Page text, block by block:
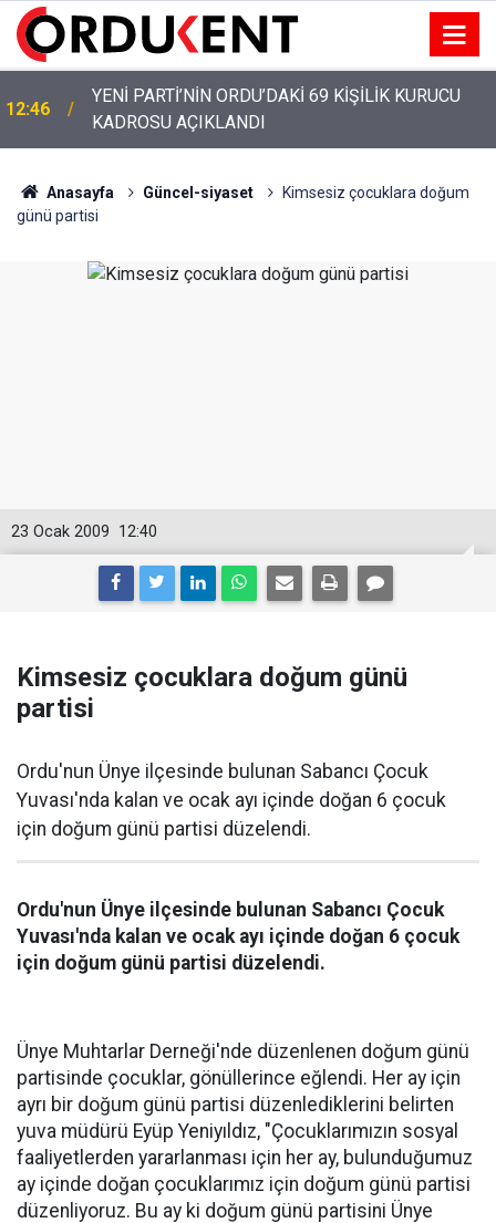
12:46
YENİ PARTİ’NİN ORDU’DAKİ 69 KİŞİLİK KURUCU
KADROSU AÇIKLANDI
12:22
YENİ PARTİ ALTINORDU’DA KURUCU YÖNETİMİNİ
AÇIKLADI
Anasayfa Güncel-siyaset
Kimsesiz çocuklara doğum
günü partisi
12:40
23 Ocak 2009
Kimsesiz çocuklara doğum günü
partisi
Ordu'nun Ünye ilçesinde bulunan Sabancı Çocuk
Yuvası'nda kalan ve ocak ayı içinde doğan 6 çocuk
için doğum günü partisi düzelendi.
Ordu'nun Ünye ilçesinde bulunan Sabancı Çocuk
Yuvası'nda kalan ve ocak ayı içinde doğan 6 çocuk
için doğum günü partisi düzelendi.
Ünye Muhtarlar Derneği'nde düzenlenen doğum günü
partisinde çocuklar, gönüllerince eğlendi. Her ay için
ayrı bir doğum günü partisi düzenlediklerini belirten
yuva müdürü Eyüp Yeniyıldız, "Çocuklarımızın sosyal
faaliyetlerden yararlanması için her ay, bulunduğumuz
ay içinde doğan çocuklarımız için doğum günü partisi
düzenliyoruz. Bu ay ki doğum günü partisini Ünye